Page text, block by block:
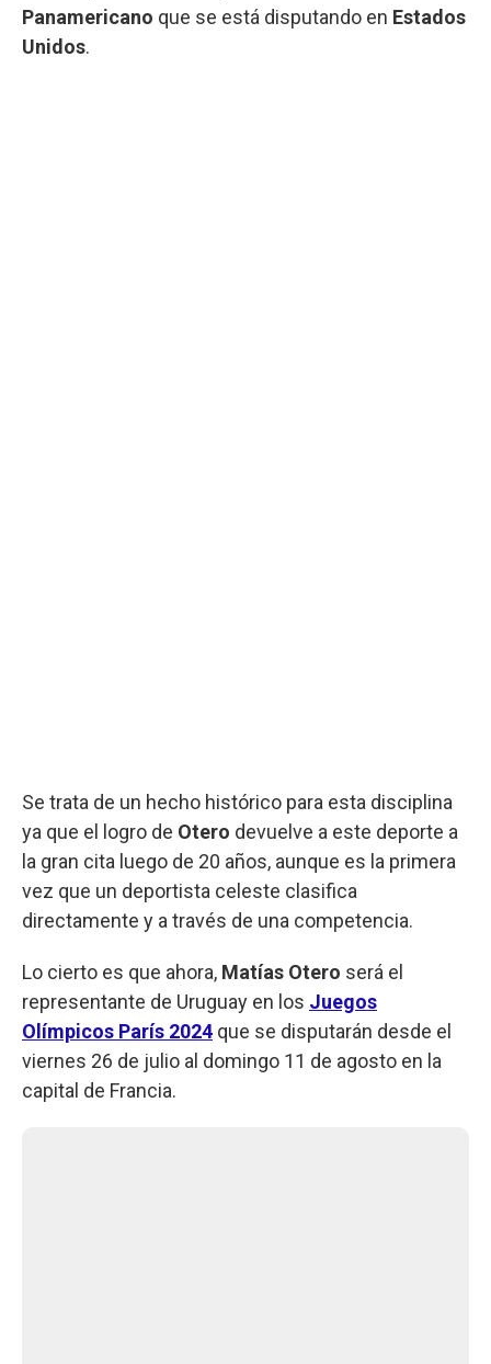
Panamericano que se está disputando en Estados
Unidos.
Se trata de un hecho histórico para esta disciplina
ya que el logro de Otero devuelve a este deporte a
la gran cita luego de 20 años, aunque es la primera
vez que un deportista celeste clasifica
directamente y a través de una competencia.
Lo cierto es que ahora, Matías Otero será el
representante de Uruguay en los Juegos
Olímpicos París 2024 que se disputarán desde el
viernes 26 de julio al domingo 11 de agosto en la
capital de Francia.